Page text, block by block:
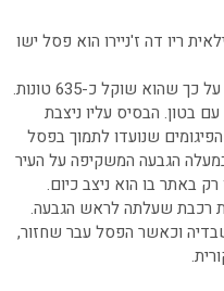
ריו דה ז'ניירו הוא פסל ישו
בטון. הבסיס עליו ניצבת
שנועדו לתמוך בפסל
הגבעה המשקיפה על העיר
באתר בו הוא ניצב כיום.
רכבת שעלתה לראש הגבעה.
וכאשר הפסל עבר שחזור,